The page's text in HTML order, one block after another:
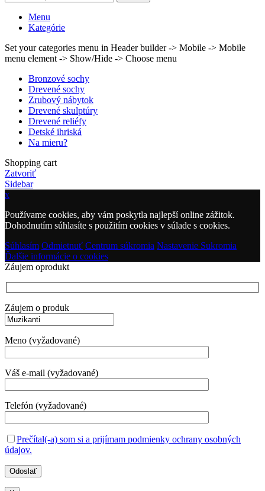
Menu
Kategórie
Set your categories menu in Header builder -> Mobile -> Mobile
menu element -> Show/Hide -> Choose menu
Bronzové sochy
Drevené sochy
Zrubový nábytok
Drevené skulptúry
Drevené reliéfy
Detské ihriská
Na mieru?
Shopping cart
Zatvoriť
Sidebar
x
Používame cookies, aby vám poskytla najlepší online zážitok.
Dohodnutím súhlasíte s použitím cookies v súlade s cookies.
Súhlasím Odmietnuť Centrum súkromia Nastavenie Sukromia
Ďalšie informácie o cookies
Záujem oprodukt
Záujem o produk
Meno (vyžadované)
Váš e-mail (vyžadované)
Telefón (vyžadované)
Prečítal(-a) som si a prijímam podmienky ochrany osobných
údajov.